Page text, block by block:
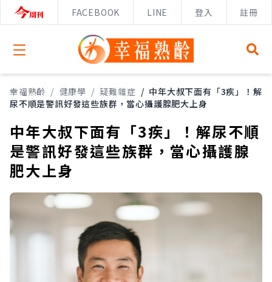
FACEBOOK LINE 登入 註冊
Open menu
幸福熟齡 / 健康學 / 疑難雜症 / 中年大叔下面有「3疾」！解
尿不順是警訊好發這些族群，當心攝護腺肥大上身
中年大叔下面有「3疾」！解尿不順
是警訊好發這些族群，當心攝護腺
肥大上身